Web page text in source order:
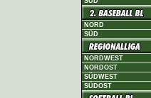
NORD
SÜD
NORDWEST
NORDOST
SÜDWEST
SÜDOST